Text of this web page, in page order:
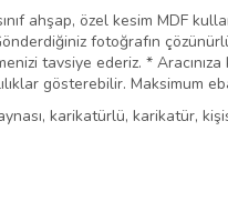
ahşap, özel kesim MDF
fotoğrafın
tavsiye ederiz. *
gösterebilir. Maksimum
karikatürlü, karikatür,